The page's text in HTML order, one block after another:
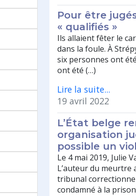
Pour être
« qualifiés »
Ils allaient fêter le
dans la foule. À
six personnes ont
ont été (…)
Lire la suite...
19 avril 2022
L’État belge
organisation
possible un
Le 4 mai 2019, Julie
L’auteur du meurtre
tribunal correctionnel
condamné à la